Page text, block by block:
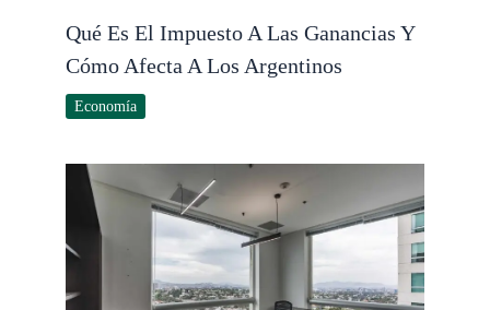
Qué Es El Impuesto A Las Ganancias Y
Cómo Afecta A Los Argentinos
Economía